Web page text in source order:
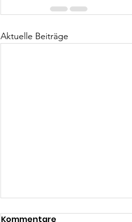
Aktuelle Beiträge
Kommentare